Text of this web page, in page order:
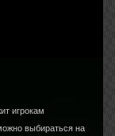
игрокам
выбираться на